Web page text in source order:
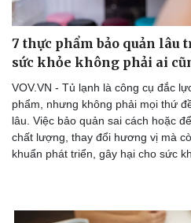
7 thực phẩm bảo quản lâu
sức khỏe không phải ai
VOV.VN - Tủ lạnh là công cụ đắc
phẩm, nhưng không phải mọi thứ
lâu. Việc bảo quản sai cách hoặc
chất lượng, thay đổi hương vị mà
khuẩn phát triển, gây hại cho sức